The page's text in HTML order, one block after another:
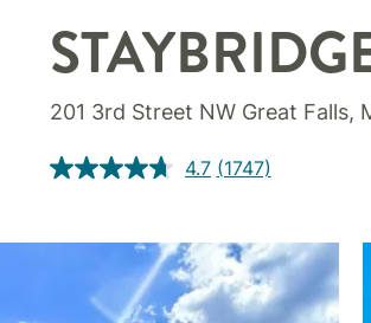
201 3rd Street NW Great Falls,
4.7 (1747)